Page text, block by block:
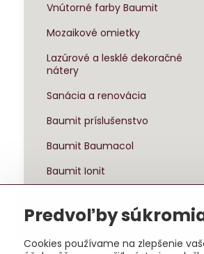
Vnútorné farby Baumit
Mozaikové omietky
Lazúrové a lesklé dekoračné
nátery
Sanácia a renovácia
Baumit príslušenstvo
Baumit Baumacol
Baumit Ionit
Sady zateplenia
Predvoľby
Cookies používame na zlepšenie